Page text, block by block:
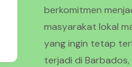
berkomitmen
masyarakat lokal
yang ingin tetap
terjadi di